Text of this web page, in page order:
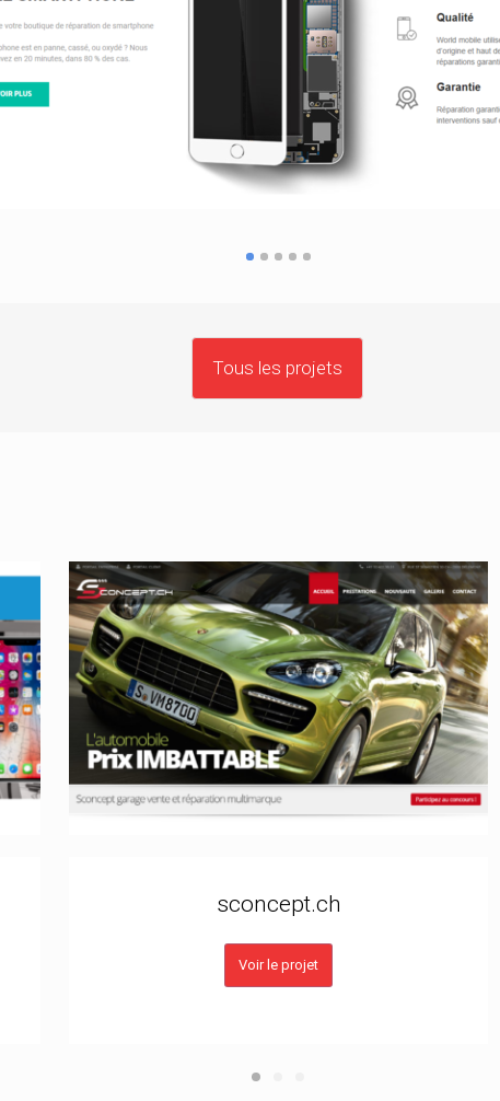
Tous les projets
sconcept.ch
Voir le projet